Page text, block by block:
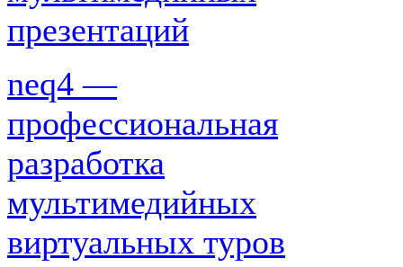
презентаций
neq4 —
профессиональная
разработка
мультимедийных
виртуальных туров